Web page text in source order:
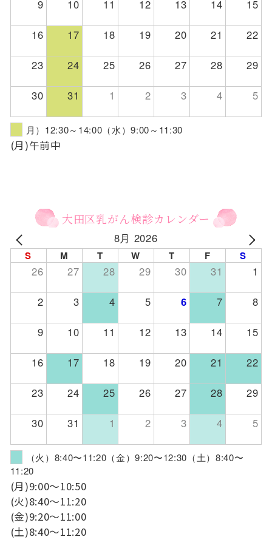
9 10 11 12 13 14 15
16 17 18 19 20 21 22
23 24 25 26 27 28 29
30 31 1 2 3 4 5
月）12:30～14:00（水）9:00～11:30
(月)午前中
大田区乳がん検診カレンダー
8月 2026
S M T W T F S
26 27 28 29 30 31 1
2 3 4 5 6 7 8
9 10 11 12 13 14 15
16 17 18 19 20 21 22
23 24 25 26 27 28 29
30 31 1 2 3 4 5
（火）8:40〜11:20（金）9:20〜12:30（土）8:40〜
11:20
(月)9:00〜10:50
(火)8:40〜11:20
(金)9:20〜11:00
(土)8:40〜11:20